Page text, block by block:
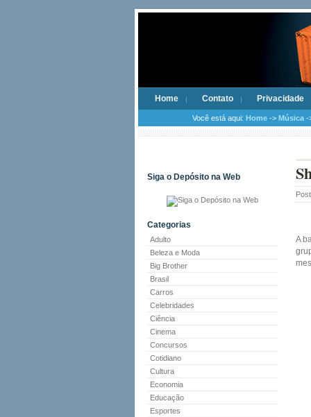
Home Contato Privacidade
Você está aqui: Home -> Música -
Siga o Depósito na Web
Categorias
Adulto
Beleza e Moda
Big Brother
Brasil
Carros
Celebridades
Ciência
Cinema
Concursos
Cotidiano
Cultura
Economia
Educação
Esportes
A